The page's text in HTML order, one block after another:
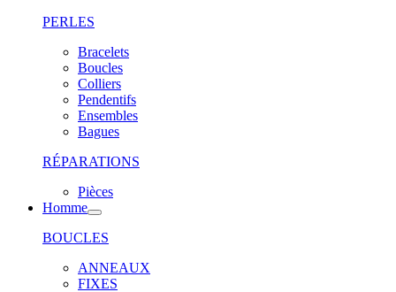
PERLES
Bracelets
Boucles
Colliers
Pendentifs
Ensembles
Bagues
RÉPARATIONS
Pièces
Homme
BOUCLES
ANNEAUX
FIXES